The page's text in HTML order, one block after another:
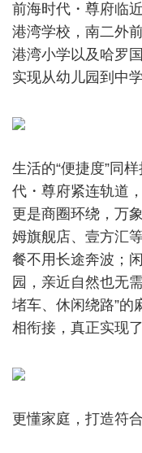
前海时代・尊府临
港湾学校，南二外
港湾小学以及哈罗
实现从幼儿园到中
生活的“便捷度”同
代・尊府紧连轨道
更是商圈环绕，万
姆旗舰店、壹方汇
餐不用长途奔波；
园，亲近自然也无
堵车、休闲绕路”的
相衔接，真正实现
更懂家庭，打造符